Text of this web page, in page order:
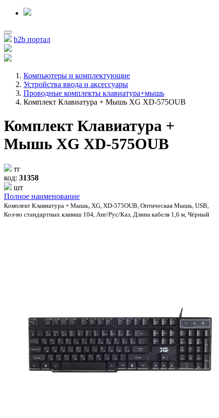
b2b портал
Компьютеры и комплектующие
Устройства ввода и аксессуары
Проводные комплекты клавиатура+мышь
Комплект Клавиатура + Мышь XG XD-575OUB
Комплект Клавиатура +
Мышь XG XD-575OUB
тг
код: 31358
шт
Полное наименование
Комплект Клавиатура + Мышь, XG, XD-575OUB, Оптическая Мышь, USB,
Кол-во стандартных клавиш 104, Анг/Рус/Каз, Длина кабеля 1,6 м, Чёрный